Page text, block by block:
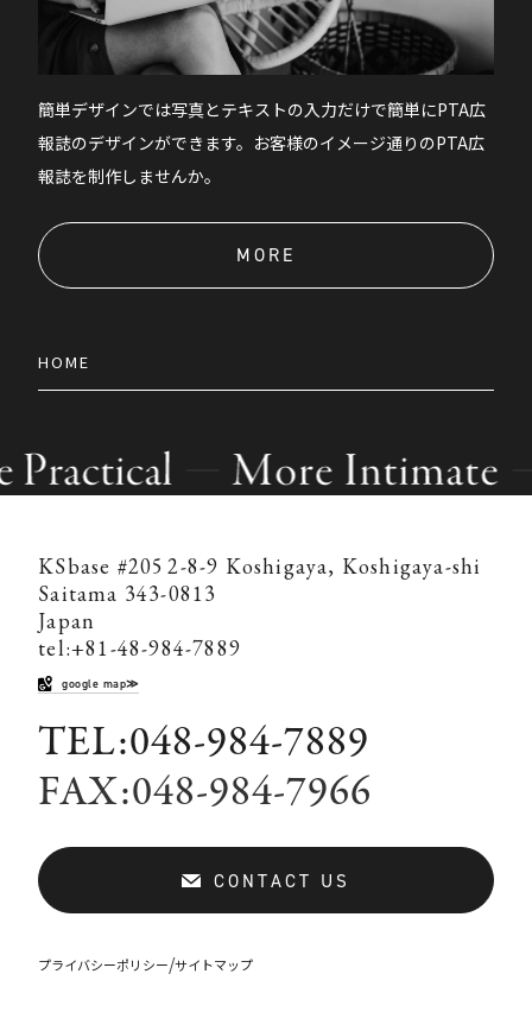
簡単デザインでは写真とテキストの入力だけで簡単にPTA広
報誌のデザインができます。お客様のイメージ通りのPTA広
報誌を制作しませんか。
MORE
HOME
KSbase #205 2-8-9 Koshigaya, Koshigaya-shi
Saitama 343-0813
Japan
tel:+81-48-984-7889
google map≫
TEL:048-984-7889
FAX:048-984-7966
CONTACT US
プライバシーポリシー/サイトマップ